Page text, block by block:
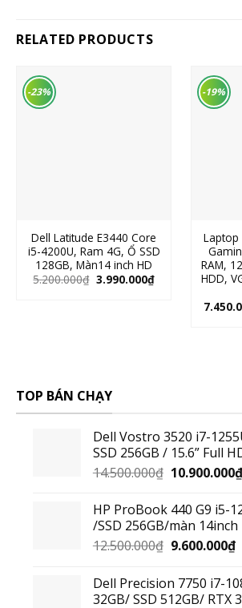
RELATED PRODUCTS
-23%
Dell Latitude E3440 Core
i5-4200U, Ram 4G, Ổ SSD
128GB, Màn14 inch HD
5.200.000₫ 3.990.000₫
-19%
Laptop
RAM,
HDD,
TOP BÁN CHẠY
Dell Vostro 3520 i7-
SSD 256GB / 15.6” Full
14.500.000₫ 10.900.000₫
HP ProBook 440 G9 i5-
/SSD 256GB/màn 14inch
12.500.000₫ 9.600.000₫
Dell Precision 7750 i7-
32GB/ SSD 512GB/ RTX